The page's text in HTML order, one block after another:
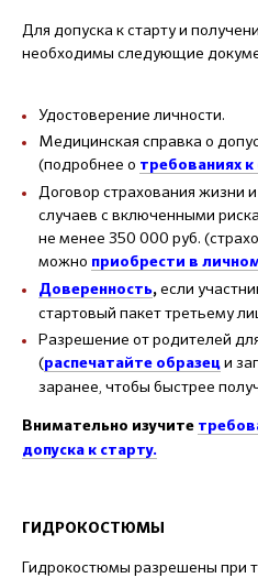
Для допуска к старту и
необходимы следующие
Удостоверение личности.
Медицинская справка о
(подробнее о требованиях к
Договор страхования жизни
случаев с включенными
не менее 350 000 руб.
можно приобрести в
Доверенность, если
стартовый пакет третьему
Разрешение от родителей
(распечатайте образец и
заранее, чтобы быстрее
Внимательно изучите
допуска к старту.
ГИДРОКОСТЮМЫ
Гидрокостюмы разрешены при